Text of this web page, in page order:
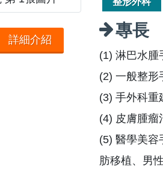
詳細介紹 專長
(1) 淋巴水腫
(2) 一般整形
(3) 手外科重
(4) 皮膚腫瘤
(5) 醫學美容
肪移植、男